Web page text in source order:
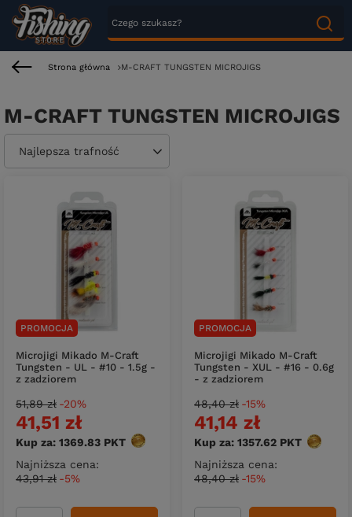
Strona główna M-CRAFT TUNGSTEN MICROJIGS
M-CRAFT TUNGSTEN MICROJIGS
Zmień sortowanie
Najlepsza trafność
PROMOCJA
Microjigi Mikado M-Craft
Tungsten - UL - #10 - 1.5g -
z zadziorem
41,51 zł
Kup za: 1369.83 PKT punktów
Najniższa cena:
43,91 zł -5%
51,89 zł -20%
PROMOCJA
Microjigi Mikado M-Craft
Tungsten - XUL - #16 - 0.6g
- z zadziorem
41,14 zł
Kup za: 1357.62 PKT punktów
Najniższa cena:
48,40 zł -15%
48,40 zł -15%